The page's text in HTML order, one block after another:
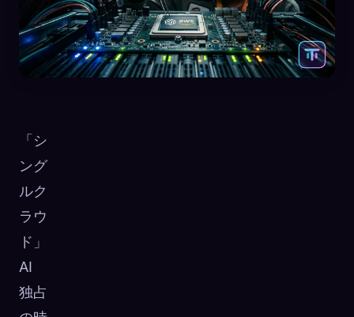
「シ
ング
ルク
ラウ
ド」
AI
独占